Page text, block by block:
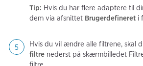
Tip: Hvis du har flere adaptere til
dem via afsnittet Brugerdefineret i
Hvis du vil ændre alle filtrene, skal
filtre nederst på skærmbilledet